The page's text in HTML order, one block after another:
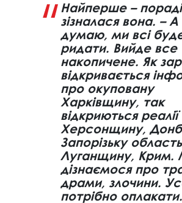
Найперше –
зізналася вона. – А
думаю, ми всі
ридати. Вийде все
накопичене. Як
відкривається
про окуповану
Харківщину, так
відкриються
Херсонщину,
Запорізьку
Луганщину, Крим.
дізнаємося про
драми, злочини.
потрібно оплакати.